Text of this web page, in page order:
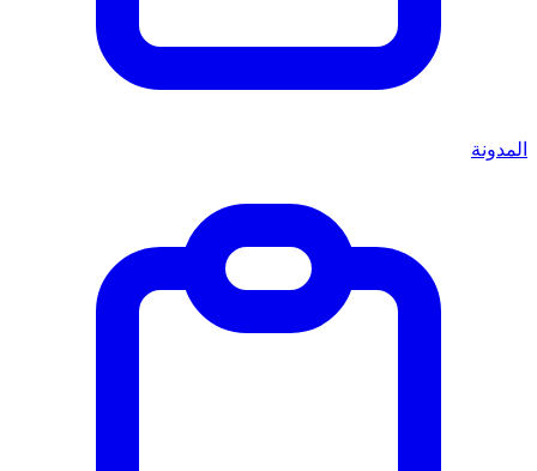
المدونة